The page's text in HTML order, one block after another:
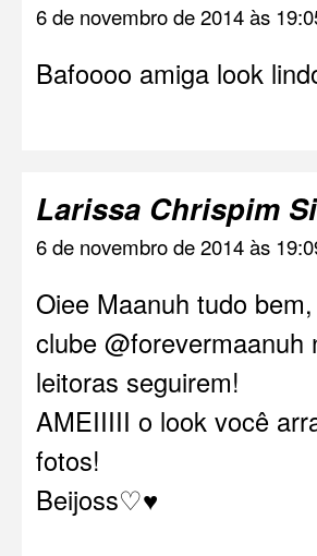
6 de novembro de 2014 às
Bafoooo amiga look
Larissa Chrispim
6 de novembro de 2014 às
Oiee Maanuh tudo
clube
leitoras seguirem!
AMEIIIII o look você
fotos!
Beijoss♡♥